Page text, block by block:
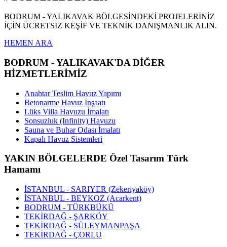
BODRUM - YALIKAVAK BÖLGESİNDEKİ PROJELERİNİZ
İÇİN ÜCRETSİZ KEŞİF VE TEKNİK DANIŞMANLIK ALIN.
HEMEN ARA
BODRUM - YALIKAVAK'DA DİĞER
HİZMETLERİMİZ
Anahtar Teslim Havuz Yapımı
Betonarme Havuz İnşaatı
Lüks Villa Havuzu İmalatı
Sonsuzluk (Infinity) Havuzu
Sauna ve Buhar Odası İmalatı
Kapalı Havuz Sistemleri
YAKIN BÖLGELERDE Özel Tasarım Türk
Hamamı
İSTANBUL - SARIYER (Zekeriyaköy)
İSTANBUL - BEYKOZ (Acarkent)
BODRUM - TÜRKBÜKÜ
TEKİRDAĞ - ŞARKÖY
TEKİRDAĞ - SÜLEYMANPAŞA
TEKİRDAĞ - ÇORLU